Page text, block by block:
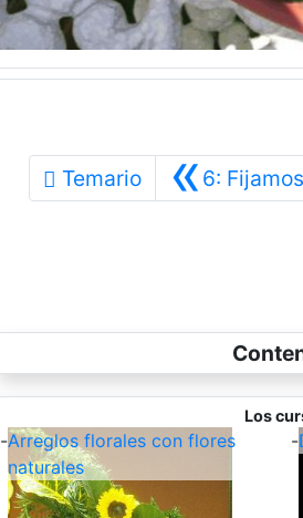
Temario «6:
Los
-Arreglos florales con flores
naturales
-